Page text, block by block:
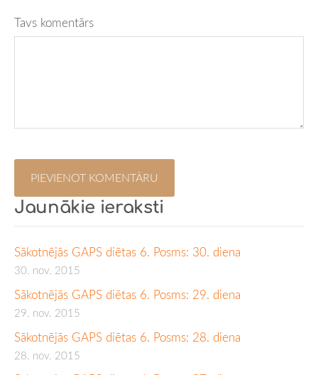
Jaunākie ieraksti
Sākotnējās GAPS diētas 6. Posms: 30. diena
30. nov. 2015
Sākotnējās GAPS diētas 6. Posms: 29. diena
29. nov. 2015
Sākotnējās GAPS diētas 6. Posms: 28. diena
28. nov. 2015
Tavs komentārs